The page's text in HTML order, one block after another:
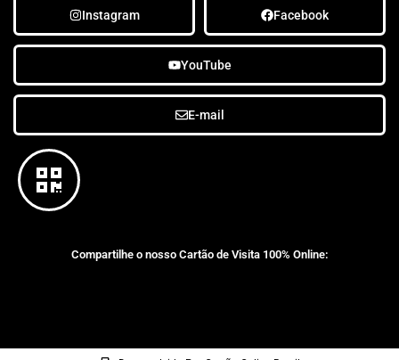
Instagram Facebook
YouTube
E-mail
Compartilhe o nosso Cartão de Visita 100% Online: